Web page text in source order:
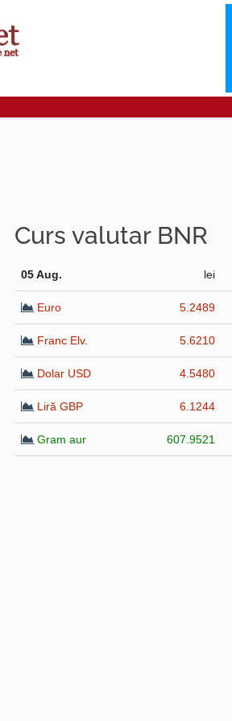
Curs valutar BNR
05 Aug. lei
Euro 5.2489
Franc Elv. 5.6210
Dolar USD 4.5480
Liră GBP 6.1244
Gram aur 607.9521